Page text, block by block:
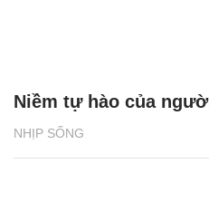
NHỊP SỐNG
Niềm tự hào của